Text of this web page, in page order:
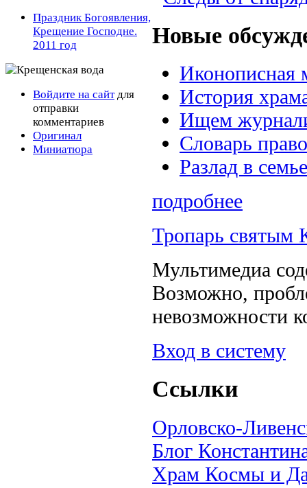
Праздник Богоявления,
Крещение Господне.
2011 год
Войдите на сайтдля
отправки
комментариев
Оригинал
Миниатюра
Новые
История
Ищем
Словарь
Разлад в семье
подробнее
Тропарь святым
Мультимедиа
Возможно,
невозможности
Вход в систему
Ссылки
Орловско-
Блог
Храм Космы и